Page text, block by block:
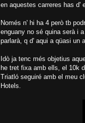
en aquestes carreres has d'
Només n' hi ha 4 però tb
enguany no sé quina serà i
parlarà, q d' aqui a qüasi un
Idò ja tenc més objetius
he tret fixa amb ells, el 10k
Triatló seguiré amb el meu
Hotels.